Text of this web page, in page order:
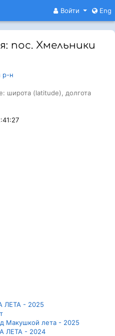
Войти Eng
пос. Хмельники
р-н
широта (latitude), долгота
ЛЕТА - 2025
Макушкой лета - 2025
ЛЕТА - 2024